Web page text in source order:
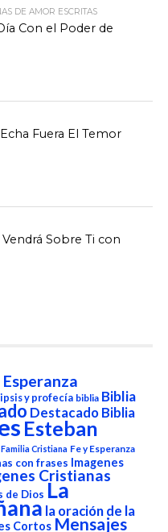
DE AMOR ESCRITAS
Con el Poder de
Fuera El Temor
Sobre Ti con
y profecía biblia Biblia
Destacado Biblia
Esteban
Familia Cristiana Fe y Esperanza
con frases Imagenes
Cristianas
de Dios La
la oración de la
Cortos Mensajes